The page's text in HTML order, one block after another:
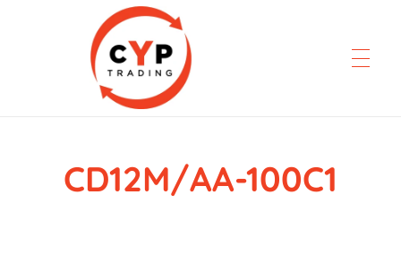
CYP Trading
Professionelle Ersatzteilbeschaffung
CD12M/AA-100C1